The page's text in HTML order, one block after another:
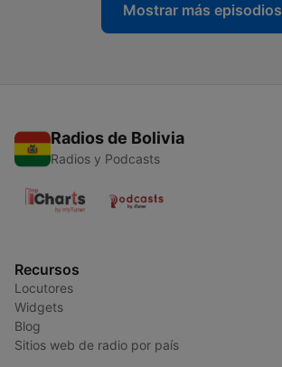
Mostrar más episodios
Radios de Bolivia
Radios y Podcasts
Recursos
Locutores
Widgets
Blog
Sitios web de radio por país